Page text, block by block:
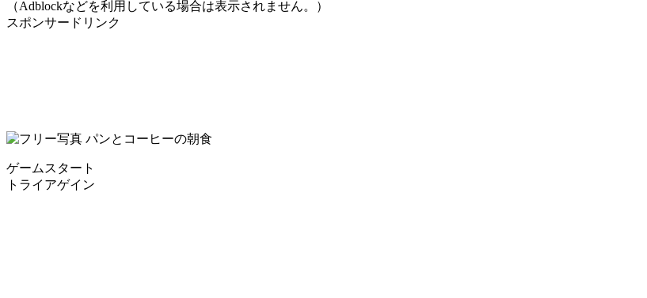
（Adblockなどを利用している場合は表示されません。）
スポンサードリンク
ゲームスタート
トライアゲイン